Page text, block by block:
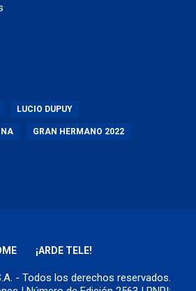
LUCIO DUPUY
GRAN HERMANO 2022
¡ARDE TELE!
- Todos los derechos reservados.